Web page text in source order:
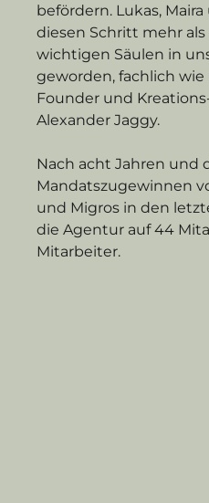
befördern. Lukas,
diesen Schritt mehr
wichtigen Säulen in
geworden, fachlich wie
Founder und
Alexander Jaggy.
Nach acht Jahren und
Mandatszugewinnen
und Migros in den
die Agentur auf 44
Mitarbeiter.